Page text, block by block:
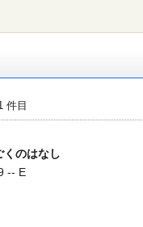
件目
くのはなし
-- E